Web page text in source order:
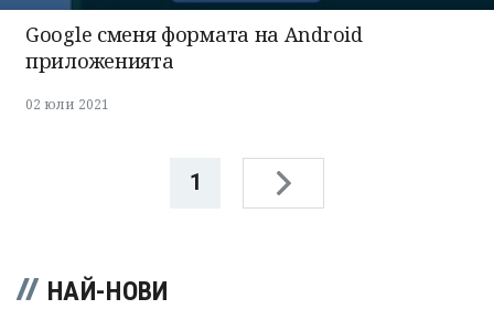
Google сменя формата на Android
приложенията
02 юли 2021
1
НАЙ-НОВИ